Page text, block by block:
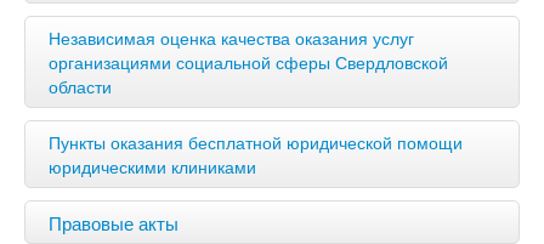
Независимая оценка качества оказания услуг
организациями социальной сферы Свердловской
области
Пункты оказания бесплатной юридической помощи
юридическими клиниками
Правовые акты